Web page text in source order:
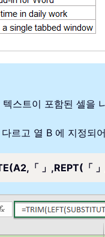
스트이 포함된 셀을
르고 열 B 에 지정되
「 」,REPT(「